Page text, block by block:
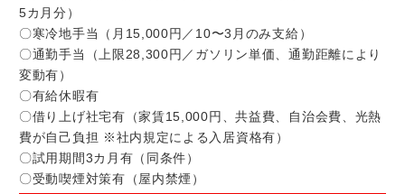
5カ月分）
〇寒冷地手当（月15,000円／10〜3月のみ支給）
〇通勤手当（上限28,300円／ガソリン単価、通勤距離により
変動有）
〇有給休暇有
〇借り上げ社宅有（家賃15,000円、共益費、自治会費、光熱
費が自己負担 ※社内規定による入居資格有）
〇試用期間3カ月有（同条件）
〇受動喫煙対策有（屋内禁煙）